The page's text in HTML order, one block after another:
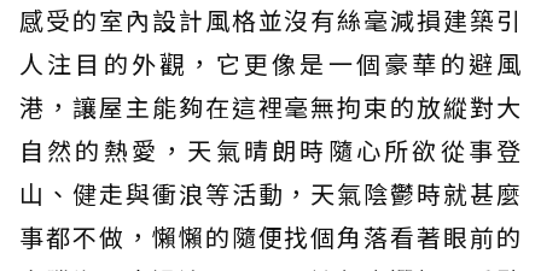
感受的室內設計風格並沒有絲毫減損建築引
人注目的外觀，它更像是一個豪華的避風
港，讓屋主能夠在這裡毫無拘束的放縱對大
自然的熱愛，天氣晴朗時隨心所欲從事登
山、健走與衝浪等活動，天氣陰鬱時就甚麼
事都不做，懶懶的隨便找個角落看著眼前的